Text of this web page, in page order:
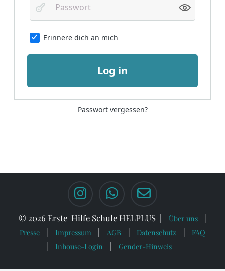
Erinnere dich an mich
Log in
Passwort vergessen?
© 2026 Erste-Hilfe Schule HELPLUS
Über uns
Presse
Impressum AGB Datenschutz
FAQ
Inhouse-Login
Gender-Hinweis